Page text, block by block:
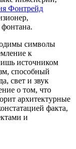
Фонтрейд
символы
к
источником
способный
свет и звук
о том, что
архитектурные
факта,
и